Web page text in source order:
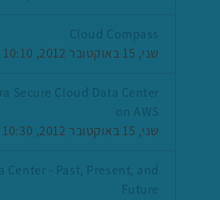
Cloud Compass
שני, 15 באוקטובר 2012, 10:10
Secure Cloud Data Center
on AWS
שני, 15 באוקטובר 2012, 10:30
Center - Past, Present, and
Future